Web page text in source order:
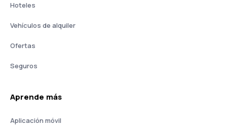
Hoteles
Vehículos de alquiler
Ofertas
Seguros
Aprende más
Aplicación móvil